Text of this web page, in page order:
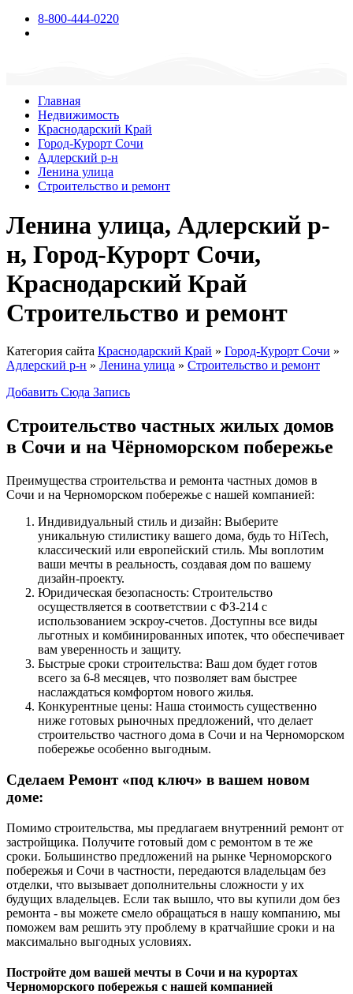
8-800-444-0220
Главная
Недвижимость
Краснодарский Край
Город-Курорт Сочи
Адлерский р-н
Ленина улица
Строительство и ремонт
Ленина улица, Адлерский р-
н, Город-Курорт Сочи,
Краснодарский Край
Строительство и ремонт
Категория сайта Краснодарский Край » Город-Курорт Сочи »
Адлерский р-н » Ленина улица » Строительство и ремонт
Добавить Сюда Запись
Строительство частных жилых домов
в Сочи и на Чёрноморском побережье
Преимущества строительства и ремонта частных домов в
Сочи и на Черноморском побережье с нашей компанией:
Индивидуальный стиль и дизайн: Выберите
уникальную стилистику вашего дома, будь то HiTech,
классический или европейский стиль. Мы воплотим
ваши мечты в реальность, создавая дом по вашему
дизайн-проекту.
Юридическая безопасность: Строительство
осуществляется в соответствии с ФЗ-214 с
использованием эскроу-счетов. Доступны все виды
льготных и комбинированных ипотек, что обеспечивает
вам уверенность и защиту.
Быстрые сроки строительства: Ваш дом будет готов
всего за 6-8 месяцев, что позволяет вам быстрее
наслаждаться комфортом нового жилья.
Конкурентные цены: Наша стоимость существенно
ниже готовых рыночных предложений, что делает
строительство частного дома в Сочи и на Черноморском
побережье особенно выгодным.
Сделаем Ремонт «под ключ» в вашем новом
доме:
Помимо строительства, мы предлагаем внутренний ремонт от
застройщика. Получите готовый дом с ремонтом в те же
сроки. Большинство предложений на рынке Черноморского
побережья и Сочи в частности, передаются владельцам без
отделки, что вызывает дополнительны сложности у их
будущих владельцев. Если так вышло, что вы купили дом без
ремонта - вы можете смело обращаться в нашу компанию, мы
поможем вам решить эту проблему в кратчайшие сроки и на
максимально выгодных условиях.
Постройте дом вашей мечты в Сочи и на курортах
Черноморского побережья с нашей компанией